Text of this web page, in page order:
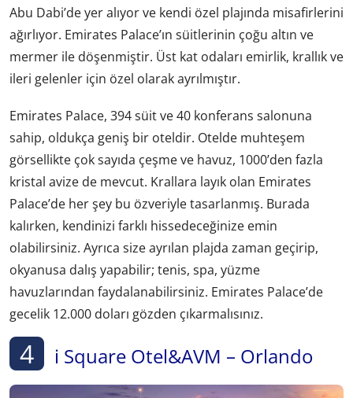
Abu Dabi’de yer alıyor ve kendi özel plajında misafirlerini
ağırlıyor. Emirates Palace’ın süitlerinin çoğu altın ve
mermer ile döşenmiştir. Üst kat odaları emirlik, krallık ve
ileri gelenler için özel olarak ayrılmıştır.
Emirates Palace, 394 süit ve 40 konferans salonuna
sahip, oldukça geniş bir oteldir. Otelde muhteşem
görsellikte çok sayıda çeşme ve havuz, 1000’den fazla
kristal avize de mevcut. Krallara layık olan Emirates
Palace’de her şey bu özveriyle tasarlanmış. Burada
kalırken, kendinizi farklı hissedeceğinize emin
olabilirsiniz. Ayrıca size ayrılan plajda zaman geçirip,
okyanusa dalış yapabilir; tenis, spa, yüzme
havuzlarından faydalanabilirsiniz. Emirates Palace’de
gecelik 12.000 doları gözden çıkarmalısınız.
4 i Square Otel&AVM – Orlando